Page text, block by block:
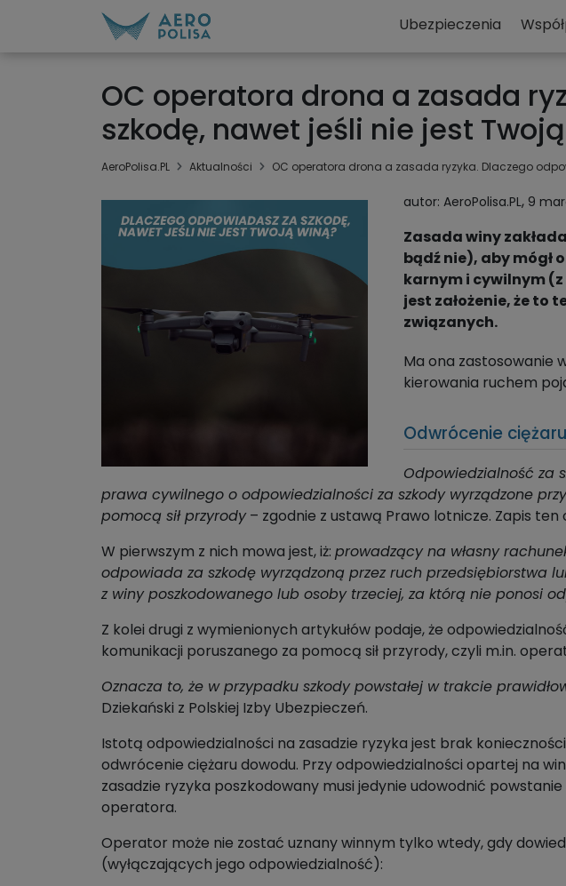
Ubezpieczenia
OC operatora drona a zasada
szkodę, nawet jeśli nie jest
AeroPolisa.PL Aktualności OC operatora drona a zasada ryzyka. Dlaczego
autor: AeroPolisa.PL, 9
Zasada winy
bądź nie), aby mógł
karnym i cywilnym
jest założenie, że to
związanych.
Ma ona zastosowanie
kierowania ruchem
Odwrócenie
Odpowiedzialność za
prawa cywilnego o odpowiedzialności za szkody wyrządzone
pomocą sił przyrody– zgodnie z ustawą Prawo lotnicze. Zapis ten
W pierwszym z nich mowa jest, iż: prowadzący na własny
odpowiada za szkodę wyrządzoną przez ruch przedsiębiorstwa
z winy poszkodowanego lub osoby trzeciej, za którą nie ponosi
Z kolei drugi z wymienionych artykułów podaje, że
komunikacji poruszanego za pomocą sił przyrody, czyli m.in.
Oznacza to, że w przypadku szkody powstałej w trakcie
Dziekański z Polskiej Izby Ubezpieczeń.
Istotą odpowiedzialności na zasadzie ryzyka jest brak
odwrócenie ciężaru dowodu. Przy odpowiedzialności opartej na
zasadzie ryzyka poszkodowany musi jedynie udowodnić
operatora.
Operator może nie zostać uznany winnym tylko wtedy, gdy
(wyłączających jego odpowiedzialność):